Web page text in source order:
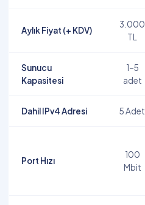
Aylık Fiyat (+ KDV)
3.000
TL
Sunucu
Kapasitesi
1–5
adet
Dahil IPv4 Adresi 5 Adet
Port Hızı
100
Mbit